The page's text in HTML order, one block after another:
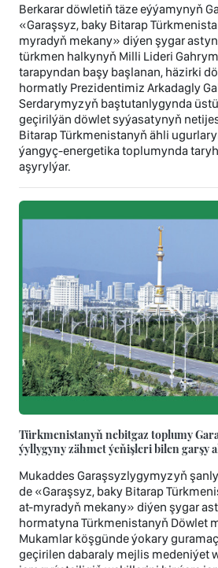
Berkarar döwletiň täze eýýamynyň
«Garaşsyz, baky Bitarap
myradyň mekany» diýen şygar
türkmen halkynyň Milli Lideri
tarapyndan başy başlanan, häzirki
hormatly Prezidentimiz Arkadagly
Serdarymyzyň baştutanlygynda
geçirilýän döwlet syýasatynyň
Bitarap Türkmenistanyň ähli
ýangyç-energetika toplumynda
aşyrylýar.
Türkmenistanyň nebitgaz toplumy
ýyllygyny zähmet ýeňişleri bilen garşy
Mukaddes Garaşsyzlygymyzyň
de «Garaşsyz, baky Bitarap
at-myradyň mekany» diýen şygar
hormatyna Türkmenistanyň Döwlet
Mukamlar köşgünde ýokary
geçirilen dabaraly mejlis medeniýet